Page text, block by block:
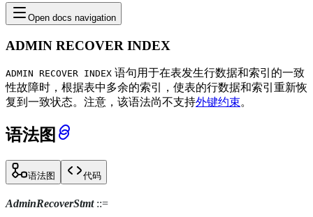
Open docs navigation
ADMIN RECOVER INDEX
ADMIN RECOVER INDEX 语句用于在表发生行数据和索引的一致
性故障时，根据表中多余的索引，使表的行数据和索引重新恢
复到一致状态。注意，该语法尚不支持外键约束。
语法图
语法图 代码
AdminRecoverStmt